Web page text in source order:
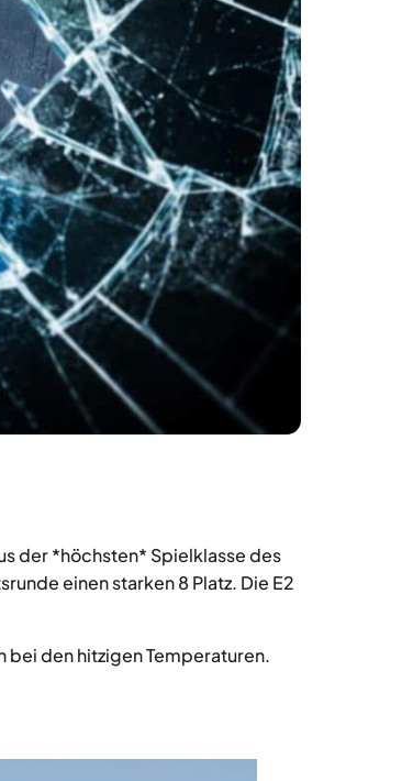
der *höchsten* Spielklasse des
einen starken 8 Platz. Die E2
bei den hitzigen Temperaturen.